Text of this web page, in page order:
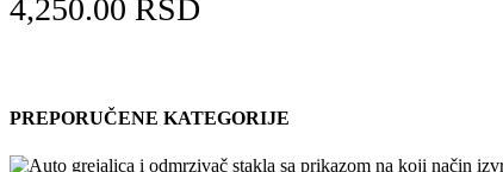
4,250.00 RSD
PREPORUČENE KATEGORIJE